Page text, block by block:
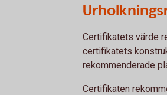
Certifikatets värde
certifikatets
rekommenderade
Certifikaten